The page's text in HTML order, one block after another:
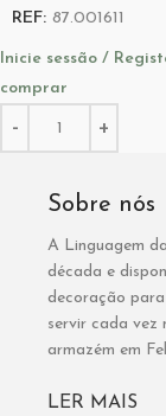
REF: 87.001611
Inicie sessão /
comprar
Sobre nós
A Linguagem
década e
decoração
servir cada vez
armazém em
LER MAIS